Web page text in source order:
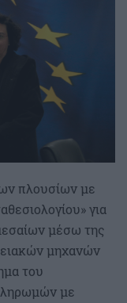
πλουσίων με
για
μέσω της
μηχανών
του
με